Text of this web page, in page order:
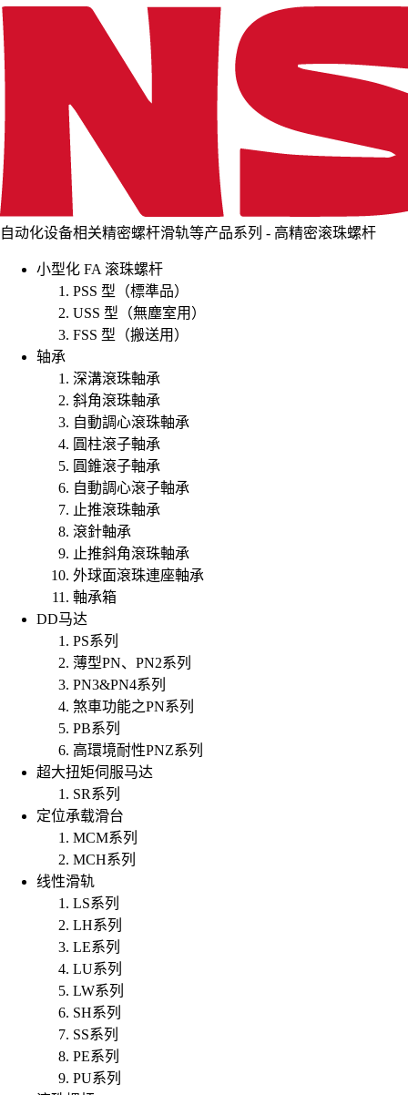
自动化设备相关精密螺杆滑轨等产品系列 - 高精密滚珠螺杆
小型化 FA 滚珠螺杆
PSS 型（標準品）
USS 型（無塵室用）
FSS 型（搬送用）
轴承
深溝滾珠軸承
斜角滾珠軸承
自動調心滾珠軸承
圓柱滾子軸承
圓錐滾子軸承
自動調心滾子軸承
止推滾珠軸承
滾針軸承
止推斜角滾珠軸承
外球面滾珠連座軸承
軸承箱
DD马达
PS系列
薄型PN、PN2系列
PN3&PN4系列
煞車功能之PN系列
PB系列
高環境耐性PNZ系列
超大扭矩伺服马达
SR系列
定位承载滑台
MCM系列
MCH系列
线性滑轨
LS系列
LH系列
LE系列
LU系列
LW系列
SH系列
SS系列
PE系列
PU系列